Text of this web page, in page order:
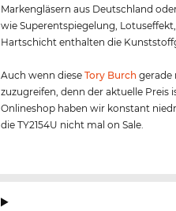
Markengläsern aus Deutschland
wie Superentspiegelung,
Hartschicht enthalten die
Auch wenn dieseTory Burch gerade
zuzugreifen, denn der aktuelle Preis
Onlineshop haben wir konstant
die TY2154U nicht mal on Sale.